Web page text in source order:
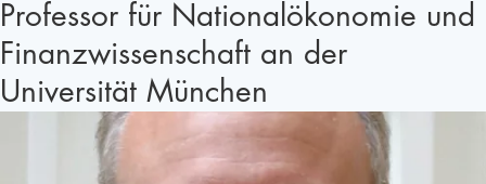
Professor für Nationalökonomie und
Finanzwissenschaft an der
Universität München